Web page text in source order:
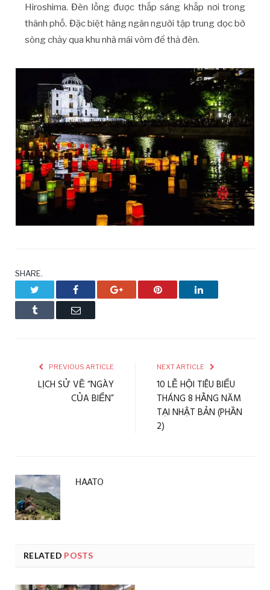
Hiroshima. Đèn lồng được thắp sáng khắp nơi trong
thành phố. Đặc biệt hàng ngàn người tập trung dọc bờ
sông chảy qua khu nhà mái vòm để thả đèn.
SHARE.
Facebook Google+ Pinterest LinkedIn
Tumblr Email
PREVIOUS ARTICLE
LỊCH SỬ VỀ “NGÀY
CỦA BIỂN”
NEXT ARTICLE
10 LỄ HỘI TIÊU BIỂU
THÁNG 8 HẰNG NĂM
TẠI NHẬT BẢN (PHẦN
2)
HAATO
RELATED POSTS